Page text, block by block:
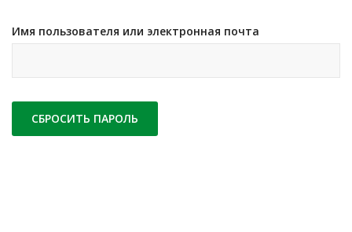
Имя пользователя или электронная почта
СБРОСИТЬ ПАРОЛЬ